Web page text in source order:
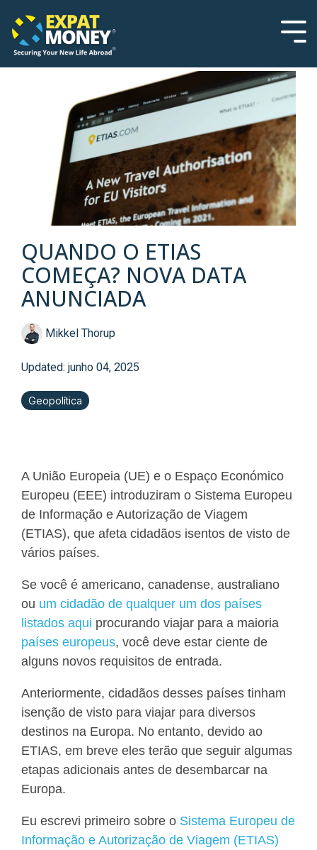
note:
This
website
the
main
QUANDO O ETIAS
COMEÇA? NOVA DATA
ANUNCIADA
Mikkel Thorup
Updated: junho 04, 2025
Geopolítica
A União Europeia (UE) e o Espaço Económico
Europeu (EEE) introduziram o Sistema Europeu
de Informação e Autorização de Viagem
(ETIAS), que afeta cidadãos isentos de visto de
vários países.
Se você é americano, canadense, australiano
ou um cidadão de qualquer um dos países
listados aqui procurando viajar para a maioria
países europeus, você deve estar ciente de
alguns novos requisitos de entrada.
Anteriormente, cidadãos desses países tinham
isenção de visto para viajar para diversos
destinos na Europa. No entanto, devido ao
ETIAS, em breve eles terão que seguir algumas
etapas adicionais antes de desembarcar na
Europa.
Eu escrevi primeiro sobre o Sistema Europeu de
Informação e Autorização de Viagem (ETIAS)